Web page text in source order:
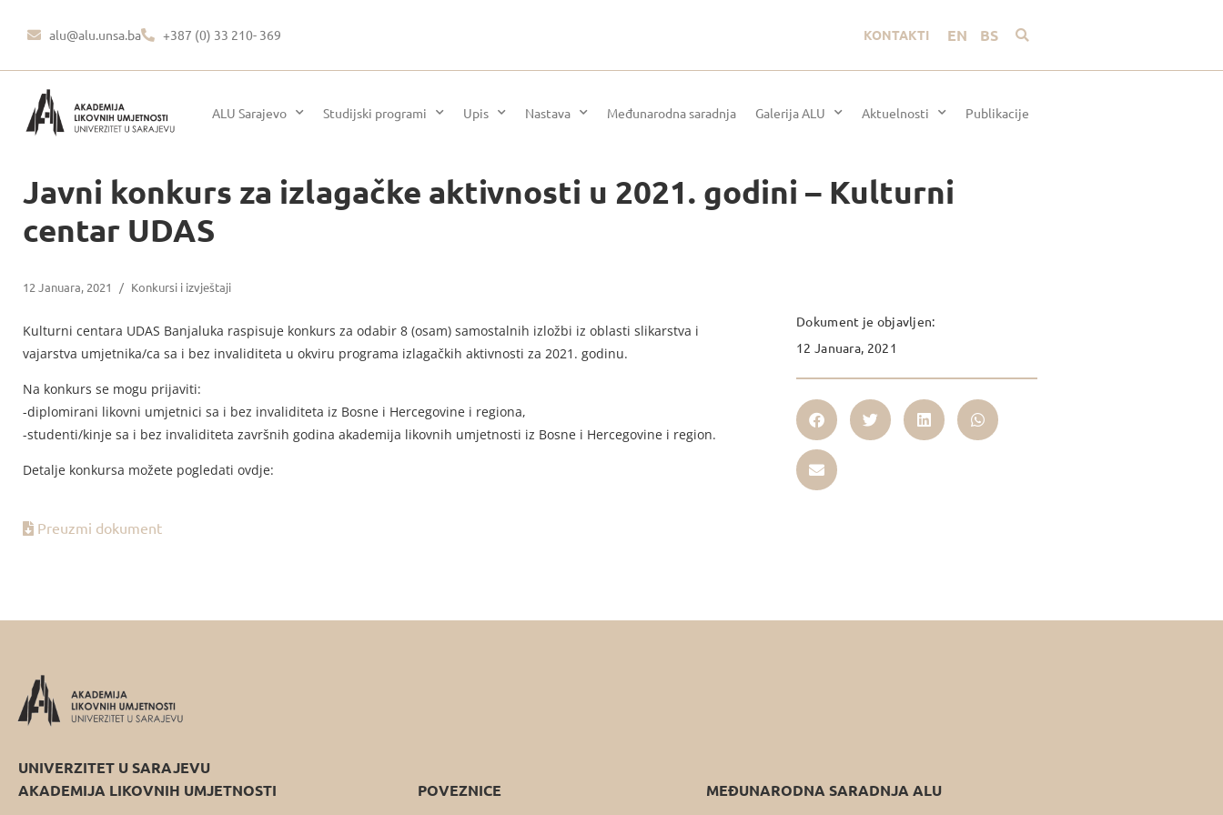
alu@alu.unsa.ba +387 (0) 33 210- 369 KONTAKTI EN BS
ALU Sarajevo Studijski programi Upis Nastava Međunarodna saradnja Galerija ALU Aktuelnosti Publikacije
Javni konkurs za izlagačke aktivnosti u 2021. godini – Kulturni
centar UDAS
12 Januara, 2021 / Konkursi i izvještaji
Kulturni centara UDAS Banjaluka raspisuje konkurs za odabir 8 (osam) samostalnih izložbi iz oblasti slikarstva i
vajarstva umjetnika/ca sa i bez invaliditeta u okviru programa izlagačkih aktivnosti za 2021. godinu.
Na konkurs se mogu prijaviti:
-diplomirani likovni umjetnici sa i bez invaliditeta iz Bosne i Hercegovine i regiona,
-studenti/kinje sa i bez invaliditeta završnih godina akademija likovnih umjetnosti iz Bosne i Hercegovine i region.
Detalje konkursa možete pogledati ovdje:
Preuzmi dokument
Dokument je objavljen:
12 Januara, 2021
UNIVERZITET U SARAJEVU
AKADEMIJA LIKOVNIH UMJETNOSTI
POVEZNICE MEĐUNARODNA SARADNJA ALU